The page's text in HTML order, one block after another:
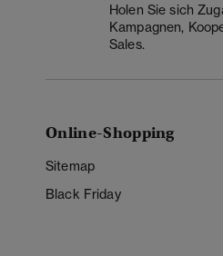
Holen Sie sich
Kampagnen,
Sales.
Online-Shopping
Sitemap
Black Friday